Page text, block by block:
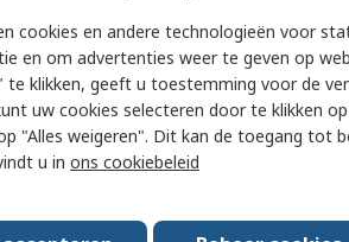
Application Stainless
Type Centre
Stainless
cookies en andere technologieën voor
en om advertenties weer te geven op
te klikken, geeft u toestemming voor de
uw cookies selecteren door te klikken
"Alles weigeren". Dit kan de toegang tot
u in ons cookiebeleid